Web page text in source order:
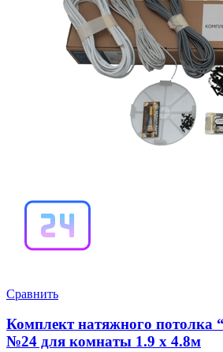
Сравнить
Комплект натяжного потолка
№24 для комнаты 1.9 х 4.8м